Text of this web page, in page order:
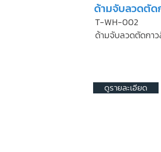
ด้ามจับลวดตัด
T-WH-002
ด้ามจับลวดตัดกา
ดูรายละเอียด